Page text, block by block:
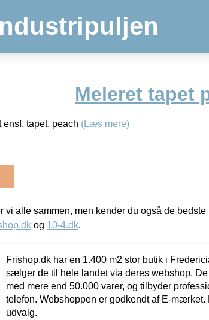
Meleret tapet
tapet, peach (Læs mere)
alle sammen, men kender du også de bedste
og 10-4.dk.
Frishop.dk har en 1.400 m2 stor butik i
sælger de til hele landet via deres webshop. De
med mere end 50.000 varer, og tilbyder
telefon. Webshoppen er godkendt af E-mærket.
udvalg.